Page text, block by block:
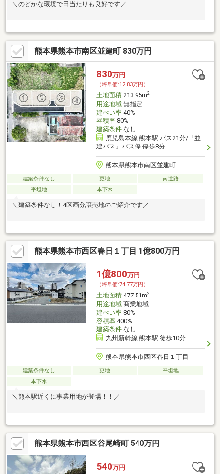
＼のどかな環境で日当たりも良好です／
熊本県熊本市南区並建町 830万円
830万円
（坪単価:12.83万円）
土地面積213.95m2
用途地域無指定
建ぺい率40%
容積率80%
建築条件なし
鹿児島本線 熊本駅 バス21分/「並
建バス」バス停 停歩8分
熊本県熊本市南区並建町
建築条件なし 更地
南道路
平坦地
本下水
＼建築条件なし！4区画分譲売地のご紹介です／
熊本県熊本市西区春日１丁目 1億800万円
1億800万円
（坪単価:74.77万円）
土地面積477.51m2
用途地域商業地域
建ぺい率80%
容積率400%
建築条件なし
九州新幹線 熊本駅 徒歩10分
熊本県熊本市西区春日１丁目
建築条件なし 更地
平坦地
本下水
＼熊本駅近くに事業用地が登場！！／
熊本県熊本市西区谷尾崎町 540万円
540万円